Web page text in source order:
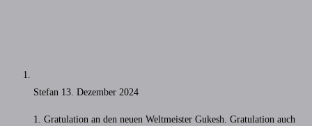
Stefan 13. Dezember 2024
1. Gratulation an den neuen Weltmeister Gukesh. Gratulation auch